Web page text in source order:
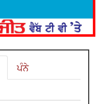
ਪੰਨੇ